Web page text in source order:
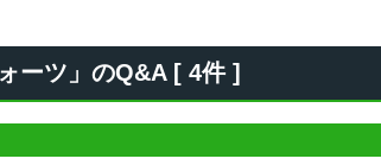
ーツ」のQ&A [ 4件 ]